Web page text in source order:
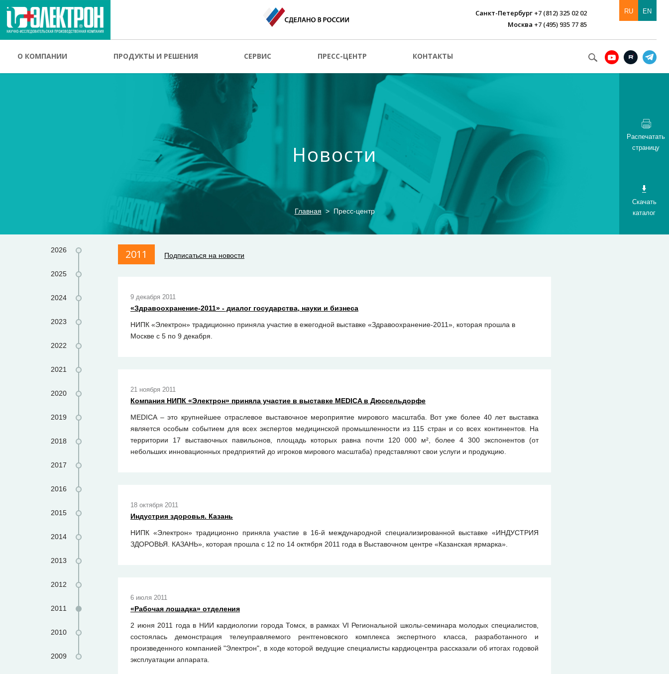
Санкт-Петербург +7 (812) 325 02 02
Москва +7 (495) 935 77 85
RU EN
О КОМПАНИИ ПРОДУКТЫ И РЕШЕНИЯ СЕРВИС ПРЕСС-ЦЕНТР КОНТАКТЫ
Новости
Главная Пресс-центр
Распечатать
страницу
Скачать
каталог
2026
2025
2024
2023
2022
2021
2020
2019
2018
2017
2016
2015
2014
2013
2012
2011
2010
2009
2011 Подписаться на новости
9 декабря 2011
«Здравоохранение-2011» - диалог государства, науки и бизнеса
НИПК «Электрон» традиционно приняла участие в ежегодной выставке «Здравоохранение-2011», которая прошла в
Москве с 5 по 9 декабря.
21 ноября 2011
Компания НИПК «Электрон» приняла участие в выставке MEDICA в Дюссельдорфе
MEDICA – это крупнейшее отраслевое выставочное мероприятие мирового масштаба. Вот уже более 40 лет выставка
является особым событием для всех экспертов медицинской промышленности из 115 стран и со всех континентов. На
территории 17 выставочных павильонов, площадь которых равна почти 120 000 м², более 4 300 экспонентов (от
небольших инновационных предприятий до игроков мирового масштаба) представляют свои услуги и продукцию.
18 октября 2011
Индустрия здоровья. Казань
НИПК «Электрон» традиционно приняла участие в 16-й международной специализированной выставке «ИНДУСТРИЯ
ЗДОРОВЬЯ. КАЗАНЬ», которая прошла с 12 по 14 октября 2011 года в Выставочном центре «Казанская ярмарка».
6 июля 2011
«Рабочая лошадка» отделения
2 июня 2011 года в НИИ кардиологии города Томск, в рамках VI Региональной школы-семинара молодых специалистов,
состоялась демонстрация телеуправляемого рентгеновского комплекса экспертного класса, разработанного и
произведенного компанией "Электрон", в ходе которой ведущие специалисты кардиоцентра рассказали об итогах годовой
эксплуатации аппарата.